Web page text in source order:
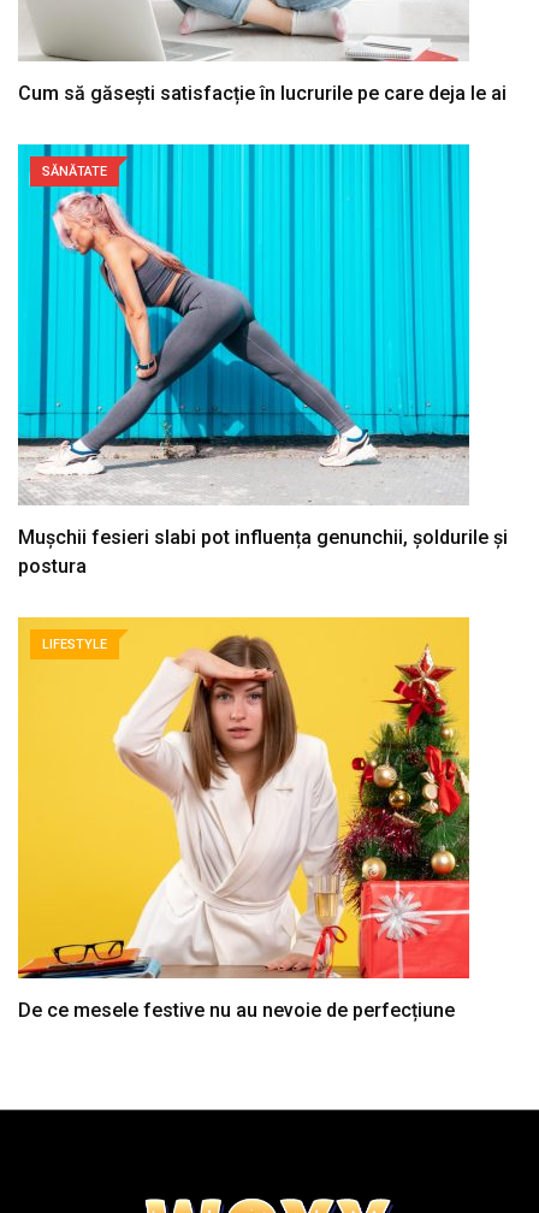
Cum să găsești satisfacție în lucrurile pe care deja le ai
SĂNĂTATE
Mușchii fesieri slabi pot influența genunchii, șoldurile și
postura
LIFESTYLE
De ce mesele festive nu au nevoie de perfecțiune